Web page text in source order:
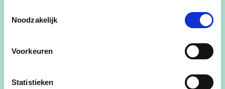
Noodzakelijk
Voorkeuren
Statistieken
Openbaar vervoer is een essentiële hefboom voor
economische activiteit. Besparen op bussen raakt
zorgbehoevenden rechtstreeks.